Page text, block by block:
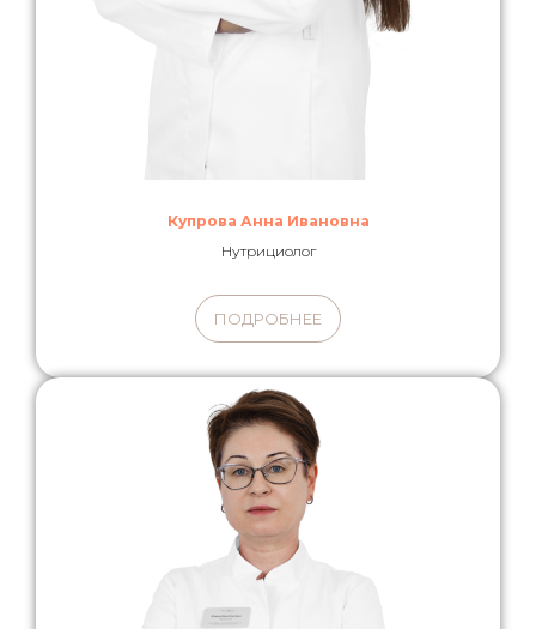
Купрова Анна Ивановна
Нутрициолог
ПОДРОБНЕЕ